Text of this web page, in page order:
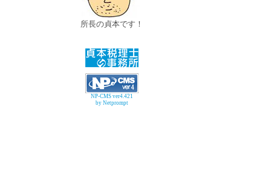
所長の貞本です！
NP-CMS ver4.421
by Netprompt